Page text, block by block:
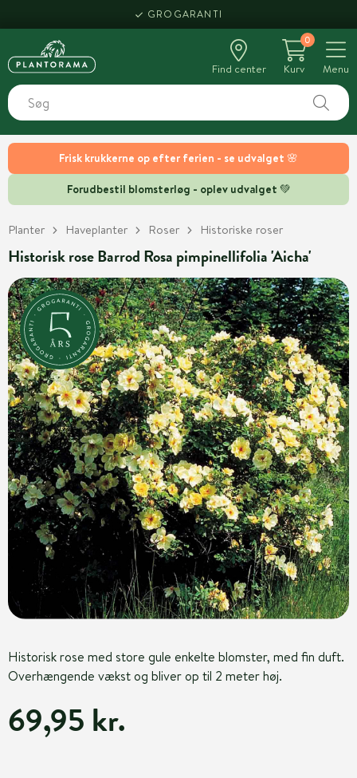
Frisk krukkerne op efter ferien - se udvalget 🌸
Forudbestil blomsterløg - oplev udvalget 💚
GROGARANTI
Find center
0
Kurv
Menu
Planter Haveplanter Roser Historiske roser
Historisk rose Barrod Rosa pimpinellifolia 'Aicha'
Historisk rose med store gule enkelte blomster, med fin duft.
Overhængende vækst og bliver op til 2 meter høj.
69,95 kr.